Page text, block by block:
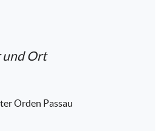
und Ort
Orden Passau